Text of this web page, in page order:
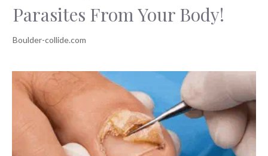
Parasites From Your Body!